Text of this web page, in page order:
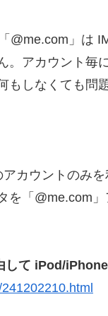
@me.com」は
。アカウント毎
もしなくても問
カウントのみ
を「@me.com
て iPod/